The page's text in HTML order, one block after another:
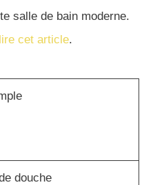
salle de bain moderne.
lire cet article.
douche